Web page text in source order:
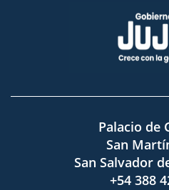
Palacio de
San
San Salvador
+54 388